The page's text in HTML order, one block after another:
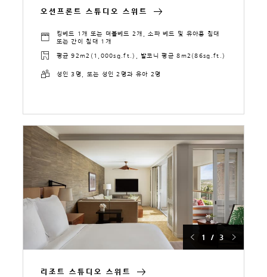
오션프론트 스튜디오 스위트
킹베드 1개 또는 더블베드 2개, 소파 베드 및 유아용 침대
또는 간이 침대 1개
평균 92m2(1,000sq.ft.), 발코니 평균 8m2(86sq.ft.)
성인 3명, 또는 성인 2명과 유아 2명
1 / 3
리조트 스튜디오 스위트